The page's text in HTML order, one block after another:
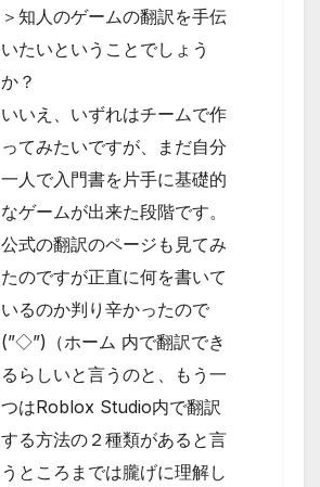
＞知人のゲームの翻訳を手伝
いたいということでしょう
か？
いいえ、いずれはチームで作
ってみたいですが、まだ自分
一人で入門書を片手に基礎的
なゲームが出来た段階です。
公式の翻訳のページも見てみ
たのですが正直に何を書いて
いるのか判り辛かったので
(”◇”)（ホーム 内で翻訳でき
るらしいと言うのと、もう一
つはRoblox Studio内で翻訳
する方法の２種類があると言
うところまでは朧げに理解し